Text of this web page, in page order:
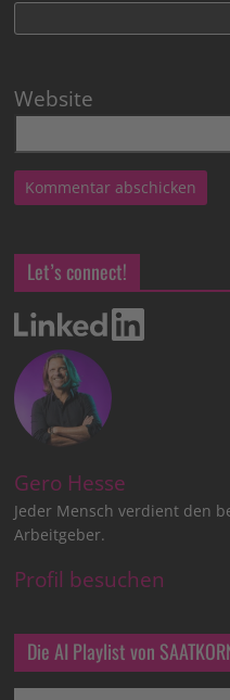
Website
Let’s connect!
Gero Hesse
Jeder Mensch verdient den
Arbeitgeber.
Profil besuchen
Die AI Playlist von